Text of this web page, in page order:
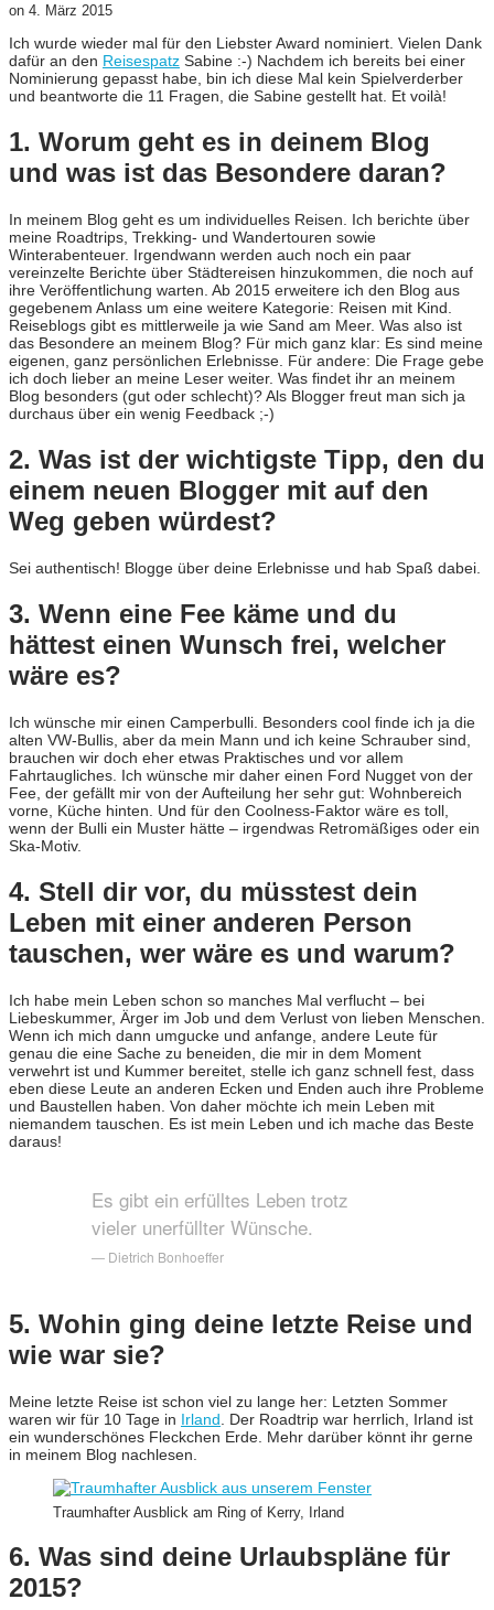
on 4. März 2015
Ich wurde wieder mal für den Liebster Award nominiert. Vielen Dank
dafür an den Reisespatz Sabine :-) Nachdem ich bereits bei einer
Nominierung gepasst habe, bin ich diese Mal kein Spielverderber
und beantworte die 11 Fragen, die Sabine gestellt hat. Et voilà!
1. Worum geht es in deinem Blog
und was ist das Besondere daran?
In meinem Blog geht es um individuelles Reisen. Ich berichte über
meine Roadtrips, Trekking- und Wandertouren sowie
Winterabenteuer. Irgendwann werden auch noch ein paar
vereinzelte Berichte über Städtereisen hinzukommen, die noch auf
ihre Veröffentlichung warten. Ab 2015 erweitere ich den Blog aus
gegebenem Anlass um eine weitere Kategorie: Reisen mit Kind.
Reiseblogs gibt es mittlerweile ja wie Sand am Meer. Was also ist
das Besondere an meinem Blog? Für mich ganz klar: Es sind meine
eigenen, ganz persönlichen Erlebnisse. Für andere: Die Frage gebe
ich doch lieber an meine Leser weiter. Was findet ihr an meinem
Blog besonders (gut oder schlecht)? Als Blogger freut man sich ja
durchaus über ein wenig Feedback ;-)
2. Was ist der wichtigste Tipp, den du
einem neuen Blogger mit auf den
Weg geben würdest?
Sei authentisch! Blogge über deine Erlebnisse und hab Spaß dabei.
3. Wenn eine Fee käme und du
hättest einen Wunsch frei, welcher
wäre es?
Ich wünsche mir einen Camperbulli. Besonders cool finde ich ja die
alten VW-Bullis, aber da mein Mann und ich keine Schrauber sind,
brauchen wir doch eher etwas Praktisches und vor allem
Fahrtaugliches. Ich wünsche mir daher einen Ford Nugget von der
Fee, der gefällt mir von der Aufteilung her sehr gut: Wohnbereich
vorne, Küche hinten. Und für den Coolness-Faktor wäre es toll,
wenn der Bulli ein Muster hätte – irgendwas Retromäßiges oder ein
Ska-Motiv.
4. Stell dir vor, du müsstest dein
Leben mit einer anderen Person
tauschen, wer wäre es und warum?
Ich habe mein Leben schon so manches Mal verflucht – bei
Liebeskummer, Ärger im Job und dem Verlust von lieben Menschen.
Wenn ich mich dann umgucke und anfange, andere Leute für
genau die eine Sache zu beneiden, die mir in dem Moment
verwehrt ist und Kummer bereitet, stelle ich ganz schnell fest, dass
eben diese Leute an anderen Ecken und Enden auch ihre Probleme
und Baustellen haben. Von daher möchte ich mein Leben mit
niemandem tauschen. Es ist mein Leben und ich mache das Beste
daraus!
Es gibt ein erfülltes Leben trotz
vieler unerfüllter Wünsche.
— Dietrich Bonhoeffer
5. Wohin ging deine letzte Reise und
wie war sie?
Meine letzte Reise ist schon viel zu lange her: Letzten Sommer
waren wir für 10 Tage in Irland . Der Roadtrip war herrlich, Irland ist
ein wunderschönes Fleckchen Erde. Mehr darüber könnt ihr gerne
in meinem Blog nachlesen.
Traumhafter Ausblick am Ring of Kerry, Irland
6. Was sind deine Urlaubspläne für
2015?